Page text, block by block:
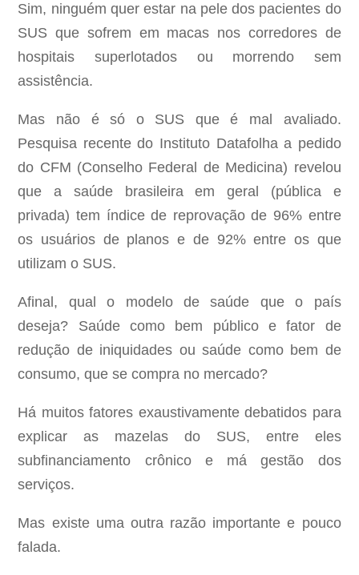
Sim, ninguém quer estar na pele dos pacientes do
SUS que sofrem em macas nos corredores de
hospitais superlotados ou morrendo sem
assistência.
Mas não é só o SUS que é mal avaliado.
Pesquisa recente do Instituto Datafolha a pedido
do CFM (Conselho Federal de Medicina) revelou
que a saúde brasileira em geral (pública e
privada) tem índice de reprovação de 96% entre
os usuários de planos e de 92% entre os que
utilizam o SUS.
Afinal, qual o modelo de saúde que o país
deseja? Saúde como bem público e fator de
redução de iniquidades ou saúde como bem de
consumo, que se compra no mercado?
Há muitos fatores exaustivamente debatidos para
explicar as mazelas do SUS, entre eles
subfinanciamento crônico e má gestão dos
serviços.
Mas existe uma outra razão importante e pouco
falada.